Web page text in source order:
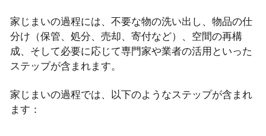
家じまいの過程には、不要な物の洗い出し、物品の仕
分け（保管、処分、売却、寄付など）、空間の再構
成、そして必要に応じて専門家や業者の活用といった
ステップが含まれます。
家じまいの過程では、以下のようなステップが含まれ
ます：